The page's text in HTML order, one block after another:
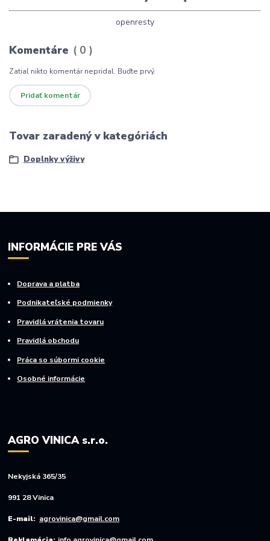
openresty
Komentáre 0
Zatial nikto komentár nepridal. Buďte prvý.
Pridať komentár
Tovar zaradený v kategóriách
Doplnky výživy
INFORMÁCIE PRE VÁS
Doprava a platba
Podnikateľské podmienky
Pravidlá vrátenia tovaru
Pravidlá obchodu
Práca so súbormi cookie
Osobné informácie
AGRO VINICA s.r.o.
Nekyjská 365/35
991 28 Vinica
E-mail: agrovinica@gmail.com